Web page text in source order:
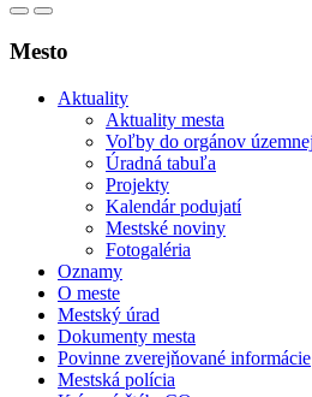
Mesto
Aktuality
Aktuality mesta
Voľby do orgánov
Úradná tabuľa
Projekty
Kalendár podujatí
Mestské noviny
Fotogaléria
Oznamy
O meste
Mestský úrad
Dokumenty mesta
Povinne zverejňované informácie
Mestská polícia